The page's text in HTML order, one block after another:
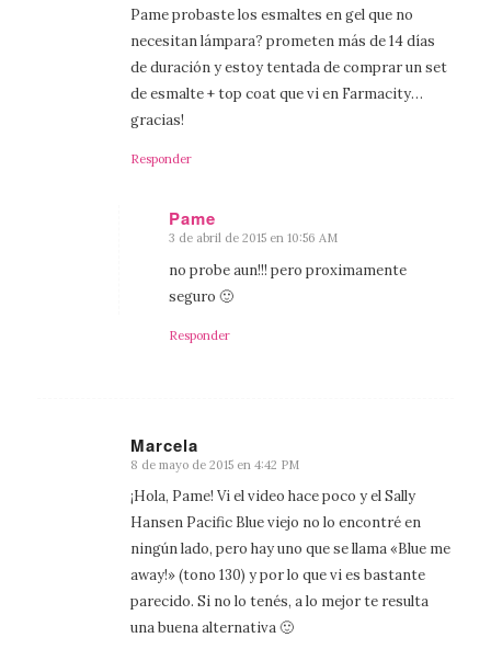
Pame probaste los esmaltes en gel que no
necesitan lámpara? prometen más de 14 días
de duración y estoy tentada de comprar un set
de esmalte + top coat que vi en Farmacity…
gracias!
Responder
Pame
Dice:
3 de abril de 2015 en 10:56 AM
no probe aun!!! pero proximamente
seguro 🙂
Responder
Marcela
Dice:
8 de mayo de 2015 en 4:42 PM
¡Hola, Pame! Vi el video hace poco y el Sally
Hansen Pacific Blue viejo no lo encontré en
ningún lado, pero hay uno que se llama «Blue me
away!» (tono 130) y por lo que vi es bastante
parecido. Si no lo tenés, a lo mejor te resulta
una buena alternativa 🙂